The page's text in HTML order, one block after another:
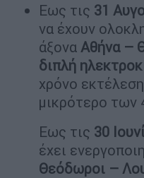
Εως τις 31
να έχουν
άξονα Αθήνα –
διπλή
χρόνο
μικρότερο των
Εως τις 30
έχει
Θεόδωροι –